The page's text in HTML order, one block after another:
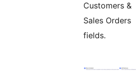
Customers &
Sales Orders
fields.